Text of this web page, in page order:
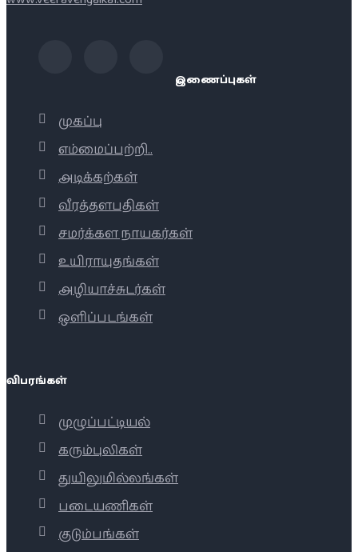
இணைப்புகள்
முகப்பு
எம்மைப்பற்றி..
அடிக்கற்கள்
வீரத்தளபதிகள்
சமர்க்கள நாயகர்கள்
உயிராயுதங்கள்
அழியாச்சுடர்கள்
ஒளிப்படங்கள்
விபரங்கள்
முழுப்பட்டியல்
கரும்புலிகள்
துயிலுமில்லங்கள்
படையணிகள்
குடும்பங்கள்